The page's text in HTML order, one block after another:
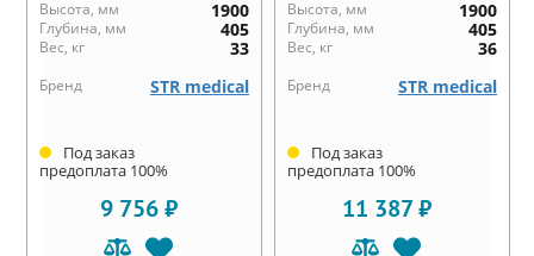
Высота, мм 1900
Глубина, мм 405
Вес, кг 33
Бренд STR medical
Под заказ
предоплата 100%
9 756 ₽
Высота, мм 1900
Глубина, мм 405
Вес, кг 36
Бренд STR medical
Под заказ
предоплата 100%
11 387 ₽